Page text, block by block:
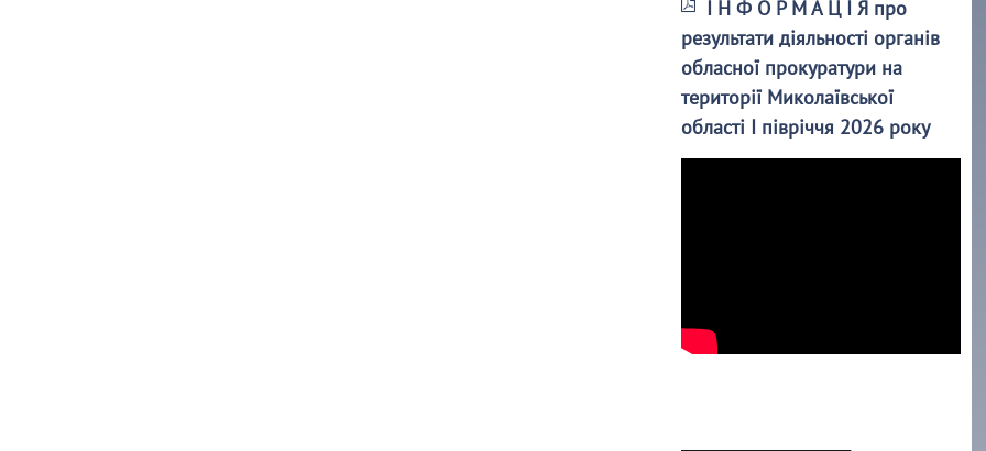
І Н Ф О Р М А Ц І Я про
результати діяльності органів
обласної прокуратури на
території Миколаївської
області І півріччя 2026 року